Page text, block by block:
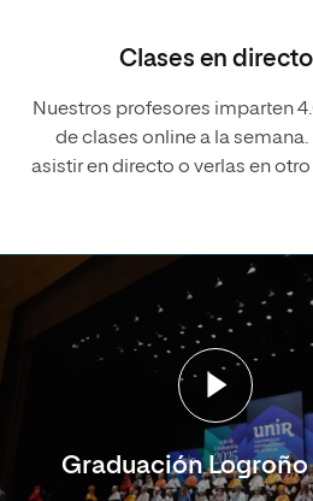
Clases en directo
Nuestros profesores imparten
de clases online a la semana.
asistir en directo o verlas en
Graduación Logroño